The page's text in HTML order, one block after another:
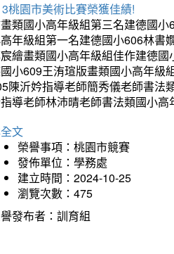
桃園市美術比賽榮獲佳績!
類國小高年級組第三名建德國
年級組第一名建德國小606林書
繪畫類國小高年級組佳作建德
小609王洧瑄版畫類國小高年級
陳沂妗指導老師簡秀儀老師書法
導老師林沛晴老師書法類國小
文
榮譽事項：桃園市競賽
發佈單位：學務處
建立時間：2024-10-25
瀏覽次數：475
發布者：訓育組